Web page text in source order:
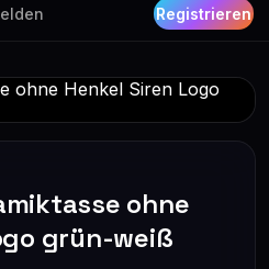
Registrieren
ohne
grün-weiß